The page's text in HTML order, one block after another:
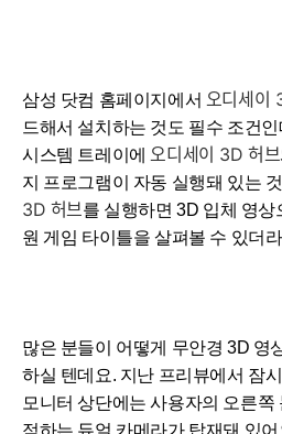
삼성 닷컴 홈페이지에서 오디세이
드해서 설치하는 것도 필수 조건
시스템 트레이에 오디세이 3D 허브
지 프로그램이 자동 실행돼 있는
3D 허브를 실행하면 3D 입체 영상
원 게임 타이틀을 살펴볼 수 있더
많은 분들이 어떻게 무안경 3D 영
하실 텐데요. 지난 프리뷰에서 잠
모니터 상단에는 사용자의 오른
적하는 듀얼 카메라가 탑재돼 있어